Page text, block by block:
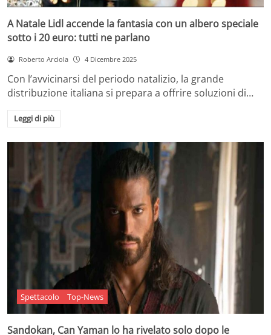
A Natale Lidl accende la fantasia con un albero speciale
sotto i 20 euro: tutti ne parlano
Roberto Arciola 4 Dicembre 2025
Con l’avvicinarsi del periodo natalizio, la grande
distribuzione italiana si prepara a offrire soluzioni di…
Leggi di più
Spettacolo Top-News
Sandokan, Can Yaman lo ha rivelato solo dopo le